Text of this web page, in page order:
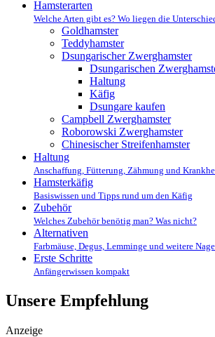
Hamsterarten
Welche Arten gibt es? Wo liegen die
Goldhamster
Teddyhamster
Dsungarischer Zwerghamster
Dsungarischen
Haltung
Käfig
Dsungare kaufen
Campbell Zwerghamster
Roborowski Zwerghamster
Chinesischer Streifenhamster
Haltung
Anschaffung, Fütterung, Zähmung und
Hamsterkäfig
Basiswissen und Tipps rund um den Käfig
Zubehör
Welches Zubehör benötig man? Was nicht?
Alternativen
Farbmäuse, Degus, Lemminge und weitere
Erste Schritte
Anfängerwissen kompakt
Unsere Empfehlung
Anzeige